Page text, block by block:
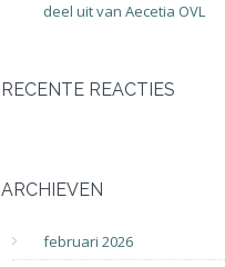
deel uit van Aecetia OVL
RECENTE REACTIES
ARCHIEVEN
februari 2026